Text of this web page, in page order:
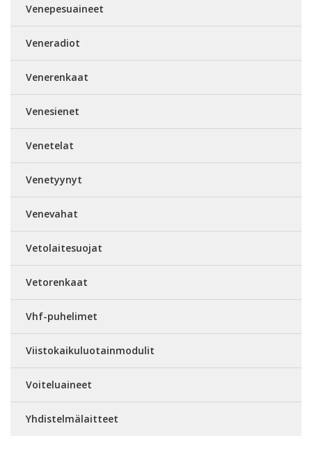
Venepesuaineet
Veneradiot
Venerenkaat
Venesienet
Venetelat
Venetyynyt
Venevahat
Vetolaitesuojat
Vetorenkaat
Vhf-puhelimet
Viistokaikuluotainmodulit
Voiteluaineet
Yhdistelmälaitteet